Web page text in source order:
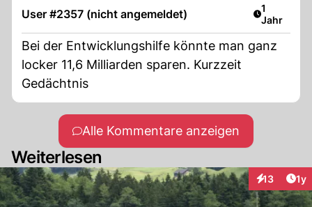
User #2357 (nicht angemeldet) Artikel
1
Jahr
Bei der Entwicklungshilfe könnte man ganz
locker 11,6 Milliarden sparen. Kurzzeit
Gedächtnis
Alle Kommentare anzeigen
Weiterlesen
13 1y